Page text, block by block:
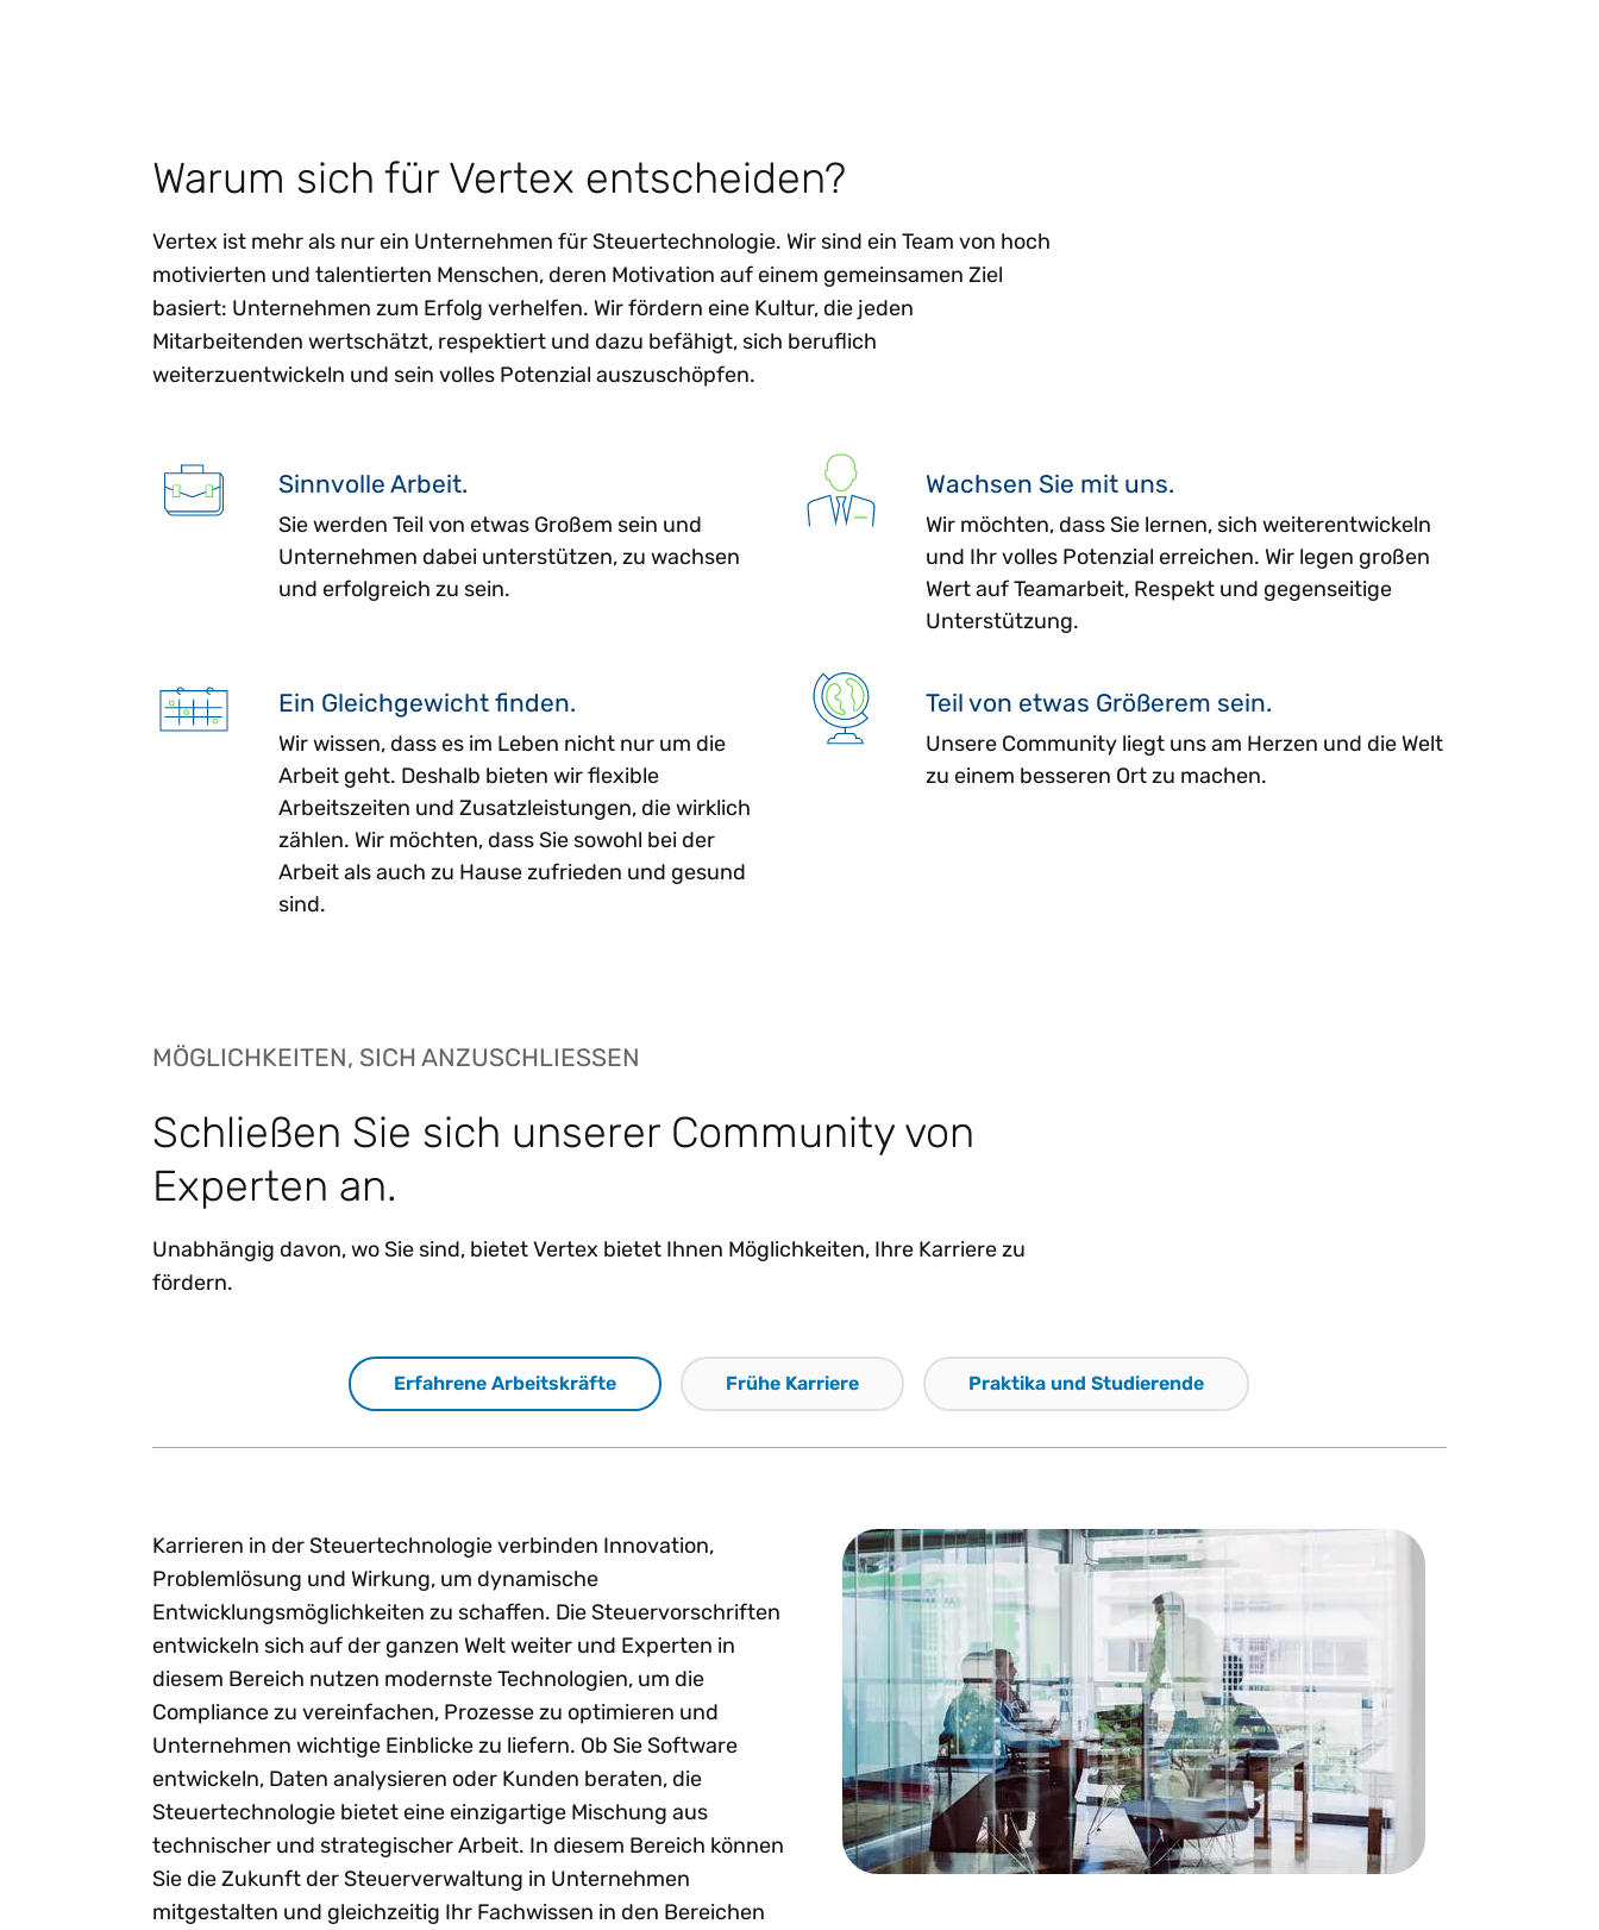
Warum sich für Vertex entscheiden?
Vertex ist mehr als nur ein Unternehmen für Steuertechnologie. Wir sind ein Team von hoch
motivierten und talentierten Menschen, deren Motivation auf einem gemeinsamen Ziel
basiert: Unternehmen zum Erfolg verhelfen. Wir fördern eine Kultur, die jeden
Mitarbeitenden wertschätzt, respektiert und dazu befähigt, sich beruflich
weiterzuentwickeln und sein volles Potenzial auszuschöpfen.
Sinnvolle Arbeit.
Sie werden Teil von etwas Großem sein und
Unternehmen dabei unterstützen, zu wachsen
und erfolgreich zu sein.
Wachsen Sie mit uns.
Wir möchten, dass Sie lernen, sich weiterentwickeln
und Ihr volles Potenzial erreichen. Wir legen großen
Wert auf Teamarbeit, Respekt und gegenseitige
Unterstützung.
Ein Gleichgewicht finden.
Wir wissen, dass es im Leben nicht nur um die
Arbeit geht. Deshalb bieten wir flexible
Arbeitszeiten und Zusatzleistungen, die wirklich
zählen. Wir möchten, dass Sie sowohl bei der
Arbeit als auch zu Hause zufrieden und gesund
sind.
Teil von etwas Größerem sein.
Unsere Community liegt uns am Herzen und die Welt
zu einem besseren Ort zu machen.
MÖGLICHKEITEN, SICH ANZUSCHLIESSEN
Schließen Sie sich unserer Community von
Experten an.
Unabhängig davon, wo Sie sind, bietet Vertex bietet Ihnen Möglichkeiten, Ihre Karriere zu
fördern.
Erfahrene Arbeitskräfte Frühe Karriere Praktika und Studierende
Karrieren in der Steuertechnologie verbinden Innovation,
Problemlösung und Wirkung, um dynamische
Entwicklungsmöglichkeiten zu schaffen. Die Steuervorschriften
entwickeln sich auf der ganzen Welt weiter und Experten in
diesem Bereich nutzen modernste Technologien, um die
Compliance zu vereinfachen, Prozesse zu optimieren und
Unternehmen wichtige Einblicke zu liefern. Ob Sie Software
entwickeln, Daten analysieren oder Kunden beraten, die
Steuertechnologie bietet eine einzigartige Mischung aus
technischer und strategischer Arbeit. In diesem Bereich können
Sie die Zukunft der Steuerverwaltung in Unternehmen
mitgestalten und gleichzeitig Ihr Fachwissen in den Bereichen